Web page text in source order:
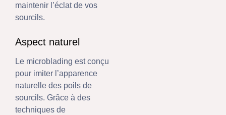
maintenir l’éclat de vos
sourcils.
Aspect naturel
Le microblading est conçu
pour imiter l’apparence
naturelle des poils de
sourcils. Grâce à des
techniques de